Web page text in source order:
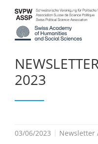
2023
03/06/2023 Newsletter